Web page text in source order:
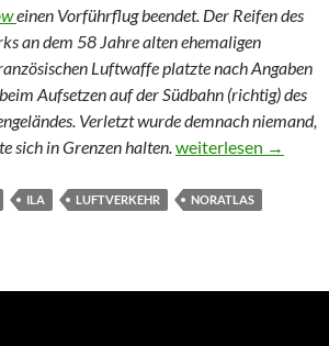
einen Vorführflug beendet. Der Reifen des
an dem 58 Jahre alten ehemaligen
Luftwaffe platzte nach Angaben
Aufsetzen auf der Südbahn (richtig) des
Verletzt wurde demnach niemand,
sich in Grenzen halten. Nora hatte kein
weiterlesen →
ILA LUFTVERKEHR
NORATLAS